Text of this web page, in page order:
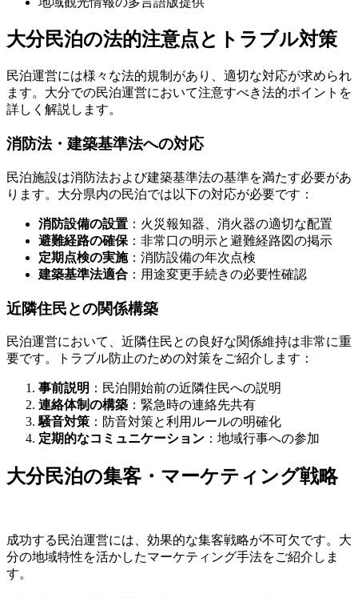
大分民泊の法的注意点とトラブル対策
民泊運営には様々な法的規制があり、適切な対応が求められ
ます。大分での民泊運営において注意すべき法的ポイントを
詳しく解説します。
消防法・建築基準法への対応
民泊施設は消防法および建築基準法の基準を満たす必要があ
ります。大分県内の民泊では以下の対応が必要です：
消防設備の設置 ：火災報知器、消火器の適切な配置
避難経路の確保 ：非常口の明示と避難経路図の掲示
定期点検の実施：消防設備の年次点検
建築基準法適合 ：用途変更手続きの必要性確認
近隣住民との関係構築
民泊運営において、近隣住民との良好な関係維持は非常に重
要です。トラブル防止のための対策をご紹介します：
事前説明 ：民泊開始前の近隣住民への説明
連絡体制の構築 ：緊急時の連絡先共有
騒音対策 ：防音対策と利用ルールの明確化
定期的なコミュニケーション ：地域行事への参加
大分民泊の集客・マーケティング戦略
成功する民泊運営には、効果的な集客戦略が不可欠です。大
分の地域特性を活かしたマーケティング手法をご紹介しま
す。